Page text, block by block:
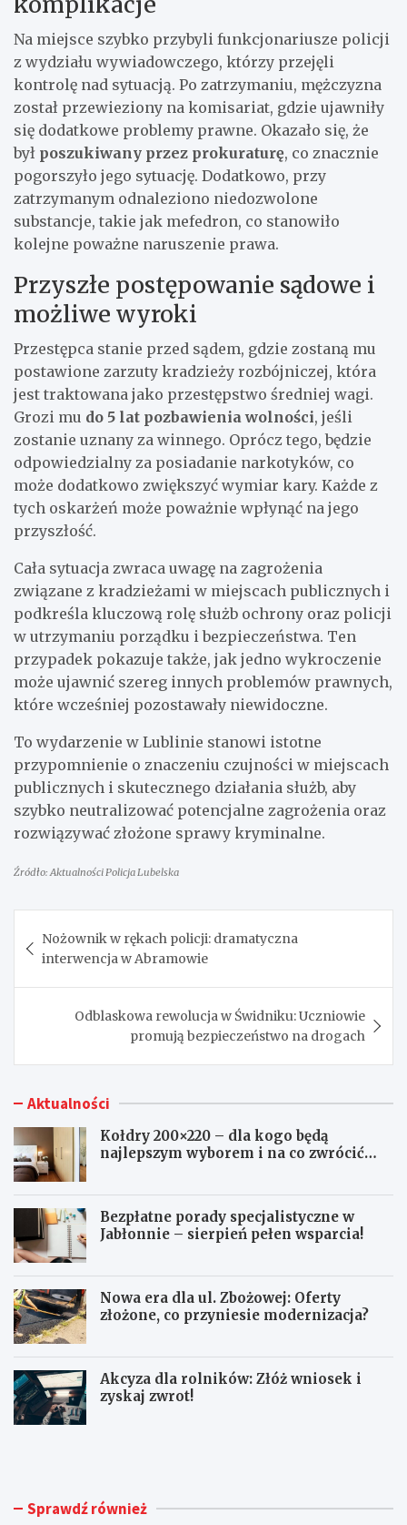
Na miejsce szybko przybyli funkcjonariusze policji
z wydziału wywiadowczego, którzy przejęli
kontrolę nad sytuacją. Po zatrzymaniu, mężczyzna
został przewieziony na komisariat, gdzie ujawniły
się dodatkowe problemy prawne. Okazało się, że
był poszukiwany przez prokuraturę, co znacznie
pogorszyło jego sytuację. Dodatkowo, przy
zatrzymanym odnaleziono niedozwolone
substancje, takie jak mefedron, co stanowiło
kolejne poważne naruszenie prawa.
Przyszłe postępowanie sądowe i
możliwe wyroki
Przestępca stanie przed sądem, gdzie zostaną mu
postawione zarzuty kradzieży rozbójniczej, która
jest traktowana jako przestępstwo średniej wagi.
Grozi mu do 5 lat pozbawienia wolności, jeśli
zostanie uznany za winnego. Oprócz tego, będzie
odpowiedzialny za posiadanie narkotyków, co
może dodatkowo zwiększyć wymiar kary. Każde z
tych oskarżeń może poważnie wpłynąć na jego
przyszłość.
Cała sytuacja zwraca uwagę na zagrożenia
związane z kradzieżami w miejscach publicznych i
podkreśla kluczową rolę służb ochrony oraz policji
w utrzymaniu porządku i bezpieczeństwa. Ten
przypadek pokazuje także, jak jedno wykroczenie
może ujawnić szereg innych problemów prawnych,
które wcześniej pozostawały niewidoczne.
To wydarzenie w Lublinie stanowi istotne
przypomnienie o znaczeniu czujności w miejscach
publicznych i skutecznego działania służb, aby
szybko neutralizować potencjalne zagrożenia oraz
rozwiązywać złożone sprawy kryminalne.
Źródło: Aktualności Policja Lubelska
wpisu
Nożownik w rękach policji: dramatyczna
interwencja w Abramowie
Odblaskowa rewolucja w Świdniku: Uczniowie
promują bezpieczeństwo na drogach
Aktualności
Kołdry 200×220 – dla kogo będą
najlepszym wyborem i na co zwrócić
Bezpłatne porady specjalistyczne w
Jabłonnie – sierpień pełen wsparcia!
Nowa era dla ul. Zbożowej: Oferty
złożone, co przyniesie modernizacja?
Akcyza dla rolników: Złóż wniosek i
zyskaj zwrot!
K
y
B
a Sprawdź również